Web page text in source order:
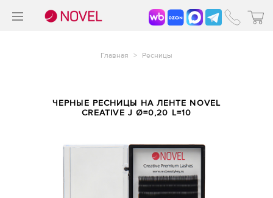
Главная > Ресницы
ЧЕРНЫЕ РЕСНИЦЫ НА ЛЕНТЕ NOVEL
CREATIVE J Ø=0,20 L=10